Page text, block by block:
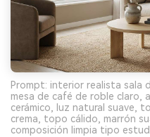
Prompt: interior realista sala
mesa de café de roble claro,
cerámico, luz natural suave,
crema, topo cálido, marrón
composición limpia tipo